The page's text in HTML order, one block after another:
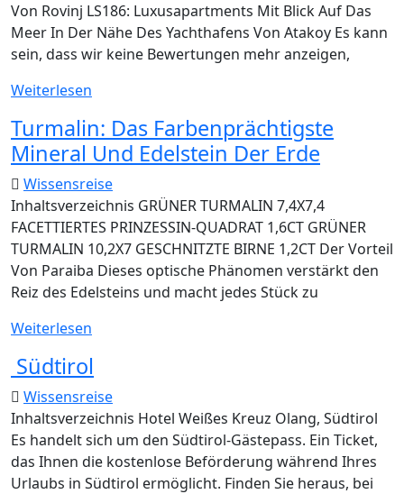
Von Rovinj LS186: Luxusapartments Mit Blick Auf Das
Meer In Der Nähe Des Yachthafens Von Atakoy Es kann
sein, dass wir keine Bewertungen mehr anzeigen,
Weiterlesen
MEERBLICK
Wohnungen
Zentrum
Driovier
21
3
Klavier
Kat
Turmalin: Das Farbenprächtigste
Mineral Und Edelstein Der Erde
Wissensreise
Inhaltsverzeichnis GRÜNER TURMALIN 7,4X7,4
FACETTIERTES PRINZESSIN-QUADRAT 1,6CT GRÜNER
TURMALIN 10,2X7 GESCHNITZTE BIRNE 1,2CT Der Vorteil
Von Paraiba Dieses optische Phänomen verstärkt den
Reiz des Edelsteins und macht jedes Stück zu
Weiterlesen
Farbenprächtigste
Mineral
Und
Edelstein
Der
Erde
Südtirol
Wissensreise
Inhaltsverzeichnis Hotel Weißes Kreuz Olang, Südtirol
Es handelt sich um den Südtirol-Gästepass. Ein Ticket,
das Ihnen die kostenlose Beförderung während Ihres
Urlaubs in Südtirol ermöglicht. Finden Sie heraus, bei